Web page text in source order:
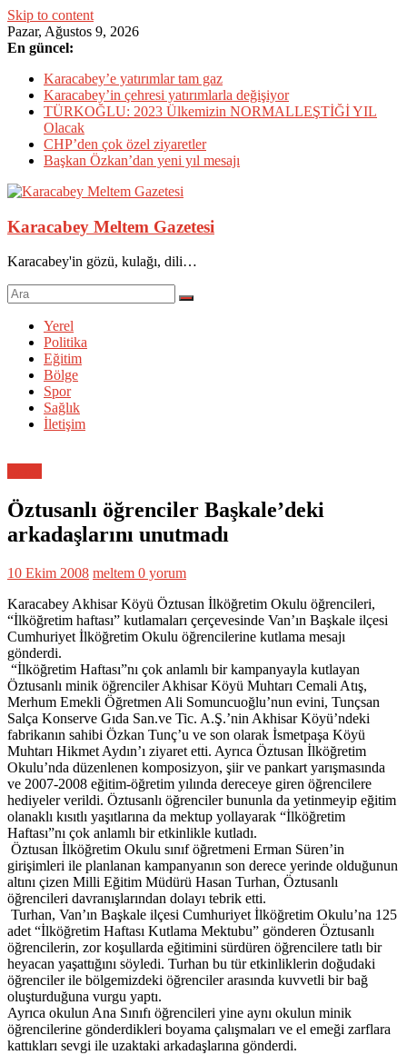
Skip to content
Pazar, Ağustos 9, 2026
En güncel:
Karacabey’e yatırımlar tam gaz
Karacabey’in çehresi yatırımlarla değişiyor
TÜRKOĞLU: 2023 Ülkemizin NORMALLEŞTİĞİ YIL
Olacak
CHP’den çok özel ziyaretler
Başkan Özkan’dan yeni yıl mesajı
Karacabey Meltem Gazetesi
Karacabey'in gözü, kulağı, dili…
Yerel
Politika
Eğitim
Bölge
Spor
Sağlık
İletişim
Öztusanlı öğrenciler Başkale’deki
arkadaşlarını unutmadı
10 Ekim 2008 meltem 0 yorum
Karacabey Akhisar Köyü Öztusan İlköğretim Okulu öğrencileri,
“İlköğretim haftası” kutlamaları çerçevesinde Van’ın Başkale ilçesi
Cumhuriyet İlköğretim Okulu öğrencilerine kutlama mesajı
gönderdi.
“İlköğretim Haftası”nı çok anlamlı bir kampanyayla kutlayan
Öztusanlı minik öğrenciler Akhisar Köyü Muhtarı Cemali Atış,
Merhum Emekli Öğretmen Ali Somuncuoğlu’nun evini, Tunçsan
Salça Konserve Gıda San.ve Tic. A.Ş.’nin Akhisar Köyü’ndeki
fabrikanın sahibi Özkan Tunç’u ve son olarak İsmetpaşa Köyü
Muhtarı Hikmet Aydın’ı ziyaret etti. Ayrıca Öztusan İlköğretim
Okulu’nda düzenlenen komposizyon, şiir ve pankart yarışmasında
ve 2007-2008 eğitim-öğretim yılında dereceye giren öğrencilere
hediyeler verildi. Öztusanlı öğrenciler bununla da yetinmeyip eğitim
olanaklı kısıtlı yaşıtlarına da mektup yollayarak “İlköğretim
Haftası”nı çok anlamlı bir etkinlikle kutladı.
Öztusan İlköğretim Okulu sınıf öğretmeni Erman Süren’in
girişimleri ile planlanan kampanyanın son derece yerinde olduğunun
altını çizen Milli Eğitim Müdürü Hasan Turhan, Öztusanlı
öğrencileri davranışlarından dolayı tebrik etti.
Turhan, Van’ın Başkale ilçesi Cumhuriyet İlköğretim Okulu’na 125
adet “İlköğretim Haftası Kutlama Mektubu” gönderen Öztusanlı
öğrencilerin, zor koşullarda eğitimini sürdüren öğrencilere tatlı bir
heyacan yaşattığını söyledi. Turhan bu tür etkinliklerin doğudaki
öğrenciler ile bölgemizdeki öğrenciler arasında kuvvetli bir bağ
oluşturduğuna vurgu yaptı.
Ayrıca okulun Ana Sınıfı öğrencileri yine aynı okulun minik
öğrencilerine gönderdikleri boyama çalışmaları ve el emeği zarflara
kattıkları sevgi ile uzaktaki arkadaşlarına gönderdi.